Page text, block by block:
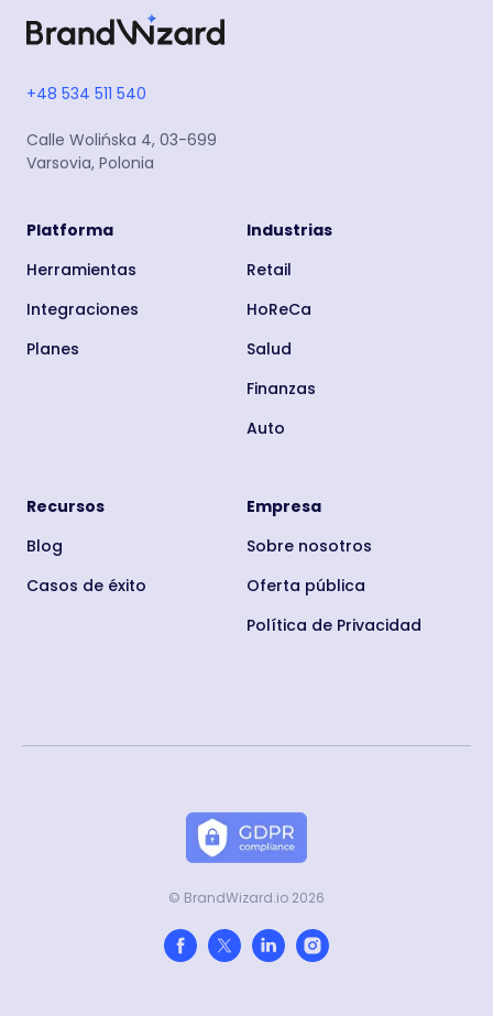
+48 534 511 540
Calle Wolińska 4, 03-699
Varsovia, Polonia
Platforma
Herramientas
Integraciones
Planes
Industrias
Retail
HoReCa
Salud
Finanzas
Auto
Recursos
Blog
Casos de éxito
Empresa
Sobre nosotros
Oferta pública
Política de Privacidad
© BrandWizard.io 2026